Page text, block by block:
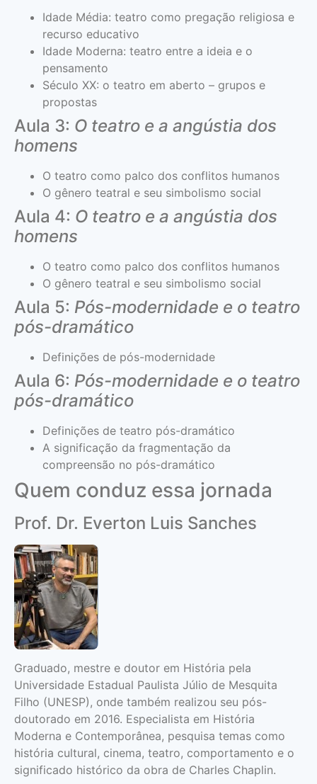
Idade Média: teatro como pregação religiosa e
recurso educativo
Idade Moderna: teatro entre a ideia e o
pensamento
Século XX: o teatro em aberto – grupos e
propostas
Aula 3: O teatro e a angústia dos
homens
O teatro como palco dos conflitos humanos
O gênero teatral e seu simbolismo social
Aula 4: O teatro e a angústia dos
homens
O teatro como palco dos conflitos humanos
O gênero teatral e seu simbolismo social
Aula 5: Pós-modernidade e o teatro
pós-dramático
Definições de pós-modernidade
Aula 6: Pós-modernidade e o teatro
pós-dramático
Definições de teatro pós-dramático
A significação da fragmentação da
compreensão no pós-dramático
Quem conduz essa jornada
Prof. Dr. Everton Luis Sanches
Graduado, mestre e doutor em História pela
Universidade Estadual Paulista Júlio de Mesquita
Filho (UNESP), onde também realizou seu pós-
doutorado em 2016. Especialista em História
Moderna e Contemporânea, pesquisa temas como
história cultural, cinema, teatro, comportamento e o
significado histórico da obra de Charles Chaplin.